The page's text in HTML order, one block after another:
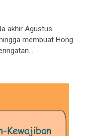
akhir Agustus
membuat Hong